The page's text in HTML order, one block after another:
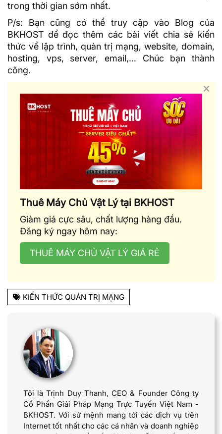
trong thời gian sớm nhất.
P/s: Bạn cũng có thể truy cập vào Blog của
BKHOST để đọc thêm các bài viết chia sẻ kiến
thức về lập trình, quản trị mạng, website, domain,
hosting, vps, server, email,… Chúc bạn thành
công.
Thuê Máy Chủ Vật Lý tại BKHOST
Giảm giá cực sâu, chất lượng hàng đầu.
Đăng ký ngay hôm nay:
THUÊ MÁY CHỦ VẬT LÝ GIÁ RẺ
KIẾN THỨC QUẢN TRỊ MẠNG
Tôi là Trịnh Duy Thanh, CEO & Founder Công ty
Cổ Phần Giải Pháp Mạng Trực Tuyến Việt Nam -
BKHOST. Với sứ mệnh mang tới các dịch vụ trên
Internet tốt nhất cho các cá nhân và doanh nghiệp